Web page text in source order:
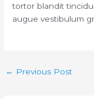
tortor blandit
augue vestibulum
← Previous Post